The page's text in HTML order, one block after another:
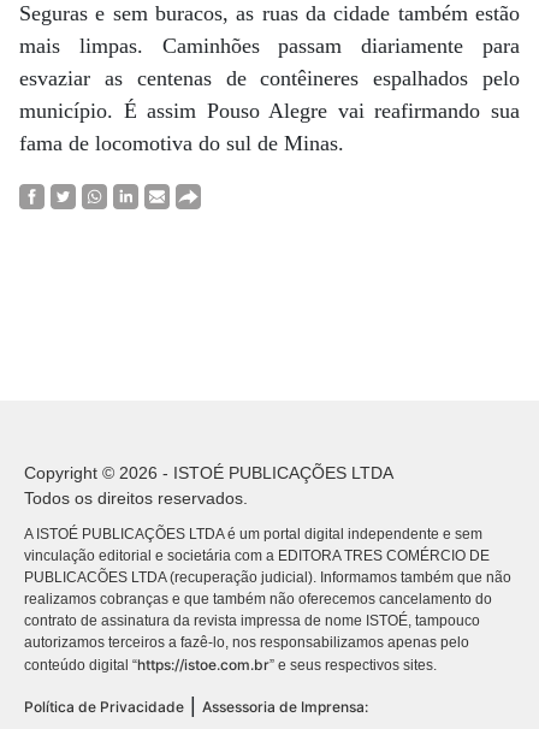
Seguras e sem buracos, as ruas da cidade também estão
mais limpas. Caminhões passam diariamente para
esvaziar as centenas de contêineres espalhados pelo
município. É assim Pouso Alegre vai reafirmando sua
fama de locomotiva do sul de Minas.
Copyright © 2026 - ISTOÉ PUBLICAÇÕES LTDA
Todos os direitos reservados.
A ISTOÉ PUBLICAÇÕES LTDA é um portal digital independente e sem
vinculação editorial e societária com a EDITORA TRES COMÉRCIO DE
PUBLICACÕES LTDA (recuperação judicial). Informamos também que não
realizamos cobranças e que também não oferecemos cancelamento do
contrato de assinatura da revista impressa de nome ISTOÉ, tampouco
autorizamos terceiros a fazê-lo, nos responsabilizamos apenas pelo
conteúdo digital “https://istoe.com.br” e seus respectivos sites.
Política de Privacidade Assessoria de Imprensa: